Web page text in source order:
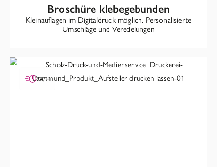
Broschüre klebegebunden
Kleinauflagen im Digitaldruck möglich. Personalisierte
Umschläge und Veredelungen
24/H